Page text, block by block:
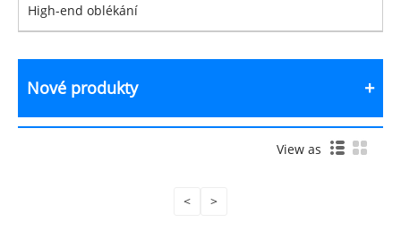
High-end oblékání
Nové produkty
View as
< >